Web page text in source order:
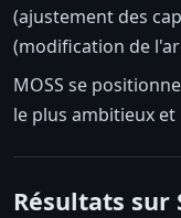
(ajustement des
(modification de
MOSS se
le plus ambitieux
Résultats sur